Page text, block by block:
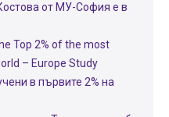
от МУ-София е в
Top 2% of the most
– Europe Study
в първите 2% на